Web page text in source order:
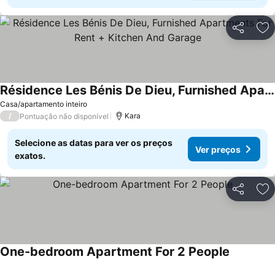
Partilhar
Casa/apartamento inteiro
Résidence Les Bénis De Dieu, Furnished Apartments For Rent + Kitchen And Garage
Ver preços
/ Pontuação não disponível Kara
Selecione as datas para ver os preços
exatos.
Ver preços
Partilhar
One-bedroom Apartment For 2 People